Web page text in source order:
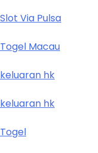
Slot Via Pulsa
Togel Macau
keluaran hk
keluaran hk
Togel